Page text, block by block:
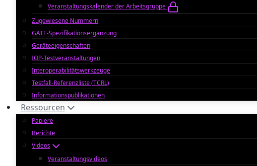
Veranstaltungskalender der Arbeitsgruppe
Zugewiesene Nummern
GATT-Spezifikationsergänzung
Geräteeigenschaften
IOP-Testveranstaltungen
Interoperabilitätswerkzeuge
Testfall-Referenzliste (TCRL)
Informationspublikationen
Ressourcen
Papiere
Berichte
Videos
Veranstaltungsvideos